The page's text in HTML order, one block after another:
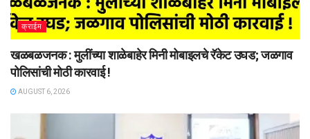
क्राईम
खळबळजनक : मुलींच्या शाळेबाहेर मिनी मोबाइलचे रॅकेट उघड; जळगाव
पोलिसांची मोठी कारवाई !
AUGUST 6, 2026